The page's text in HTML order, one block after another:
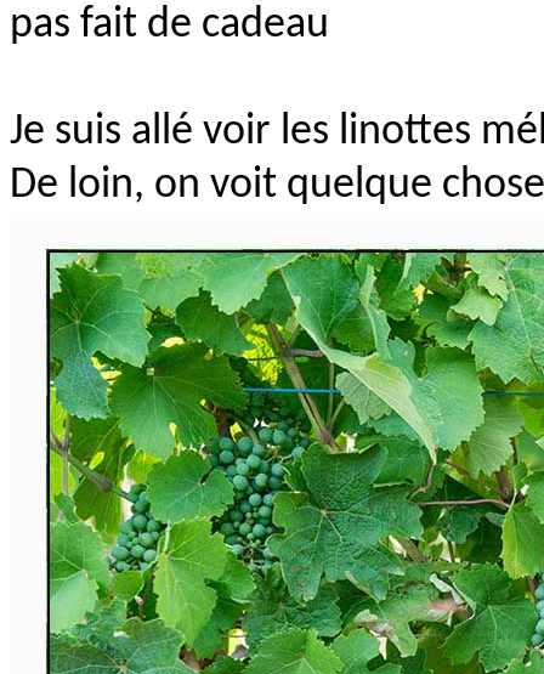
pas fait de cadeau
Je suis allé voir les linottes
De loin, on voit quelque